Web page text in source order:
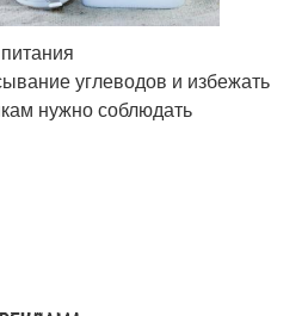
углеводов и избежать
нужно соблюдать